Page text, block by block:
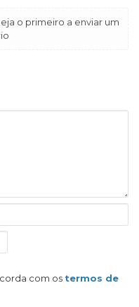
o primeiro a enviar um
com os termos de